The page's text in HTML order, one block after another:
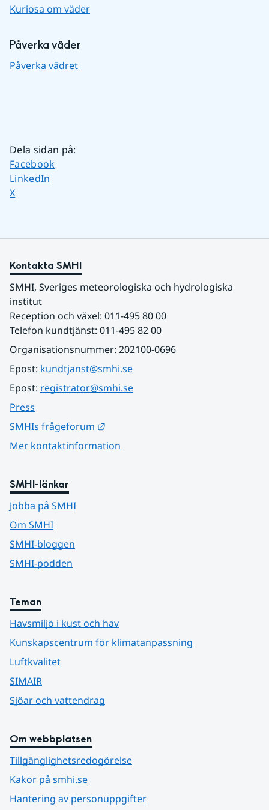
Kuriosa om väder
Påverka väder
Påverka vädret
Dela sidan på:
Dela sidan på
Facebook
Dela sidan på
LinkedIn
Dela sidan på
X
Kontakta SMHI
SMHI, Sveriges meteorologiska och hydrologiska
institut
Reception och växel: 011-495 80 00
Telefon kundtjänst: 011-495 82 00
Organisationsnummer: 202100-0696
Epost: kundtjanst@smhi.se
Epost: registrator@smhi.se
Press
SMHIs frågeforum
Mer kontaktinformation
SMHI-länkar
Jobba på SMHI
Om SMHI
SMHI-bloggen
SMHI-podden
Teman
Havsmiljö i kust och hav
Kunskapscentrum för klimatanpassning
Luftkvalitet
SIMAIR
Sjöar och vattendrag
Om webbplatsen
Tillgänglighetsredogörelse
Kakor på smhi.se
Hantering av personuppgifter